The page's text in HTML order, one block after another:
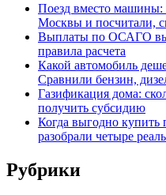
Поезд вместо машины:
Москвы и посчитали,
Выплаты по ОСАГО
правила расчета
Какой автомобиль
Сравнили бензин,
Газификация дома:
получить субсидию
Когда выгодно купить
разобрали четыре
Рубрики